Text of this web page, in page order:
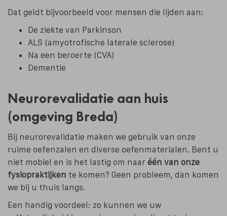
Dat geldt bijvoorbeeld voor mensen die lijden aan:
De ziekte van Parkinson
ALS (amyotrofische laterale sclerose)
Na een beroerte (CVA)
Dementie
Neurorevalidatie aan huis
(omgeving Breda)
Bij neurorevalidatie maken we gebruik van onze
ruime oefenzalen en diverse oefenmaterialen. Bent u
niet mobiel en is het lastig om naar één van onze
fysiopraktijken te komen? Geen probleem, dan komen
we bij u thuis langs.
Een handig voordeel: zo kunnen we uw